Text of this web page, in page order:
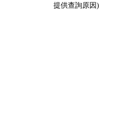
提供查詢原因)